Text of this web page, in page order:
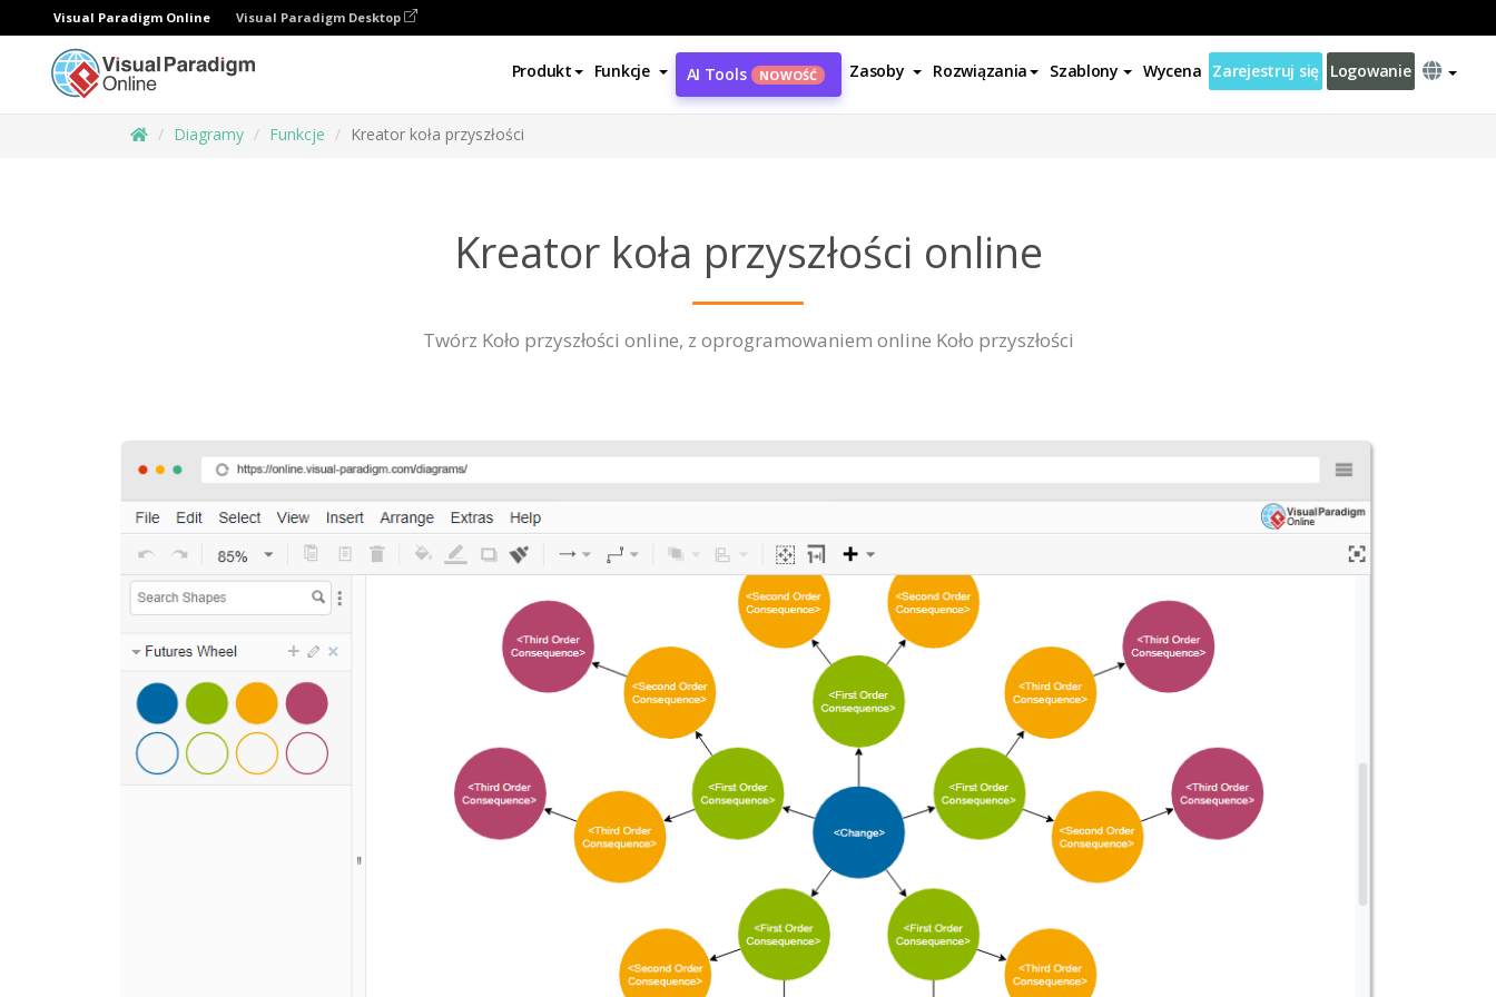
Visual Paradigm Online Visual Paradigm Desktop
Produkt Funkcje AI Tools NOWOŚĆ Zasoby Rozwiązania Szablony Wycena Zarejestruj się Logowanie
Diagramy Funkcje Kreator koła przyszłości
Kreator koła przyszłości online
Twórz Koło przyszłości online, z oprogramowaniem online Koło przyszłości